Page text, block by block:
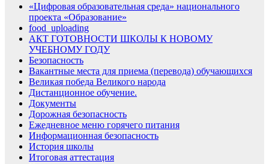
«Цифровая образовательная среда» национального
проекта «Образование»
food_uploading
АКТ ГОТОВНОСТИ ШКОЛЫ К НОВОМУ
УЧЕБНОМУ ГОДУ
Безопасность
Вакантные места для приема (перевода) обучающихся
Великая победа Великого народа
Дистанционное обучение.
Документы
Дорожная безопасность
Ежедневное меню горячего питания
Информационная безопасность
История школы
Итоговая аттестация